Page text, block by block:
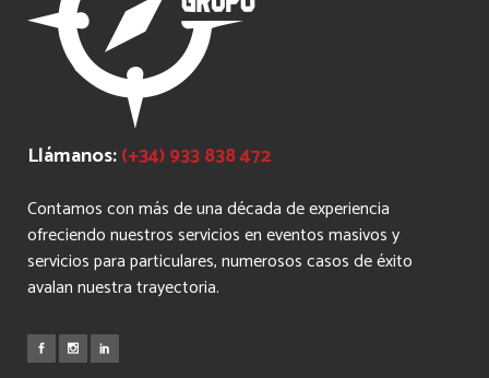
Llámanos:(+34) 933 838 472
Contamos con más de una década de experiencia
ofreciendo nuestros servicios en eventos masivos y
servicios para particulares, numerosos casos de éxito
avalan nuestra trayectoria.